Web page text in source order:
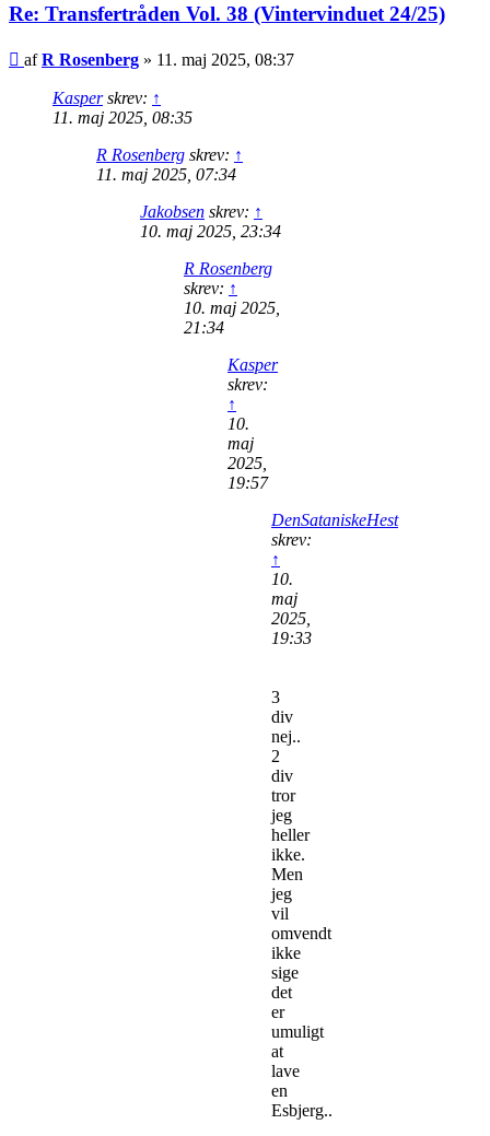
Re: Transfertråden Vol. 38 (Vintervinduet 24/25)
Indlæg
afR Rosenberg » 11. maj 2025, 08:37
Kasperskrev: ↑
11. maj 2025, 08:35
R Rosenberg skrev: ↑
11. maj 2025, 07:34
Jakobsen skrev: ↑
10. maj 2025, 23:34
R Rosenberg
skrev: ↑
10. maj 2025,
21:34
Kasper
skrev:
↑
10.
maj
2025,
19:57
DenSataniskeHest
skrev:
↑
10.
maj
2025,
19:33
3
div
nej..
2
div
tror
jeg
heller
ikke.
Men
jeg
vil
omvendt
ikke
sige
det
er
umuligt
at
lave
en
Esbjerg..